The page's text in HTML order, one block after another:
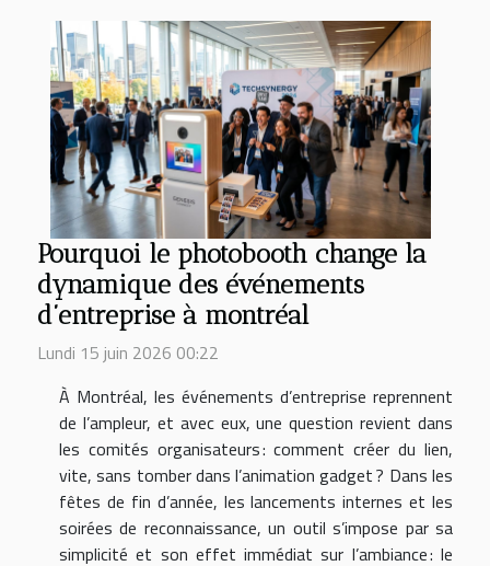
Pourquoi le photobooth change la
dynamique des événements
d’entreprise à montréal
Lundi 15 juin 2026 00:22
À Montréal, les événements d’entreprise reprennent
de l’ampleur, et avec eux, une question revient dans
les comités organisateurs : comment créer du lien,
vite, sans tomber dans l’animation gadget ? Dans les
fêtes de fin d’année, les lancements internes et les
soirées de reconnaissance, un outil s’impose par sa
simplicité et son effet immédiat sur l’ambiance : le